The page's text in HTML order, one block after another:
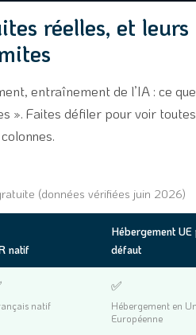
réelles, et leurs
entraînement de l’IA : ce que
». Faites défiler pour voir toutes
(données vérifiées juin 2026)
natif
Hébergement UE
défaut
natif
✅
Hébergement en
Européenne